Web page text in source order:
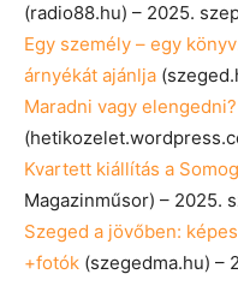
(radio88.hu) – 2025.
Egy személy – egy
árnyékát ajánlja
Maradni vagy
Kvartett kiállítás a
Magazinműsor) – 2025.
Szeged a jövőben:
+fotók (szegedma.hu) –